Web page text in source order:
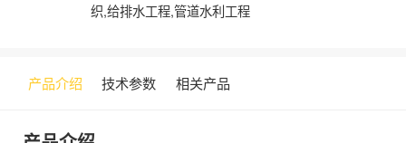
织,给排水工程,管道水利工程
产品介绍 技术参数 相关产品